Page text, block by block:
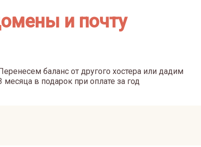
и почту
баланс от другого хостера или дадим
месяца в подарок при оплате за год